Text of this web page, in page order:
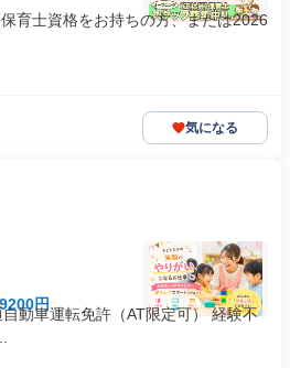
育士資格をお持ちの方、または2026
気になる
円
動車運転免許（AT限定可） 経験不